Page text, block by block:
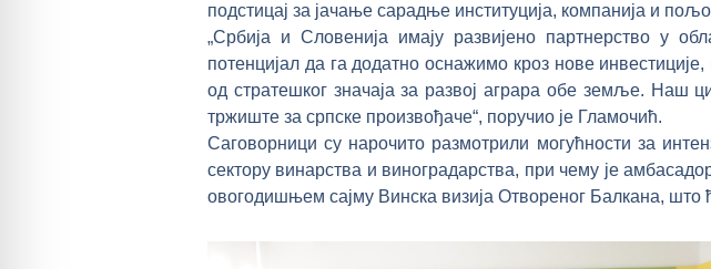
подстицај за јачање сарадње институција, компанија и
„Србија и Словенија имају развијено партнерство у
потенцијал да га додатно оснажимо кроз нове
од стратешког значаја за развој аграра обе земље. Наш
тржиште за српске произвођаче“, поручио је Гламочић.
Саговорници су нарочито размотрили могућности за
сектору винарства и виноградарства, при чему је
овогодишњем сајму Винска визија Отвореног Балкана, што